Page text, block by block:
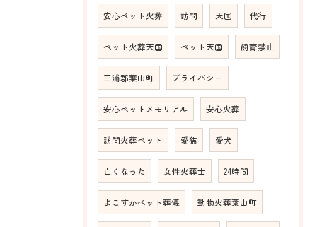
安心ペット火葬 訪問 天国 代行
ペット火葬天国 ペット天国 飼育禁止
三浦郡葉山町 プライバシー
安心ペットメモリアル 安心火葬
訪問火葬ペット 愛猫 愛犬
亡くなった 女性火葬士 24時間
よこすかペット葬儀 動物火葬葉山町